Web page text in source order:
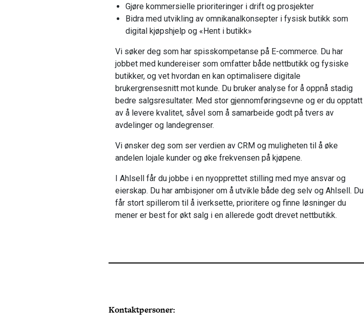
Gjøre kommersielle prioriteringer i drift og prosjekter
Bidra med utvikling av omnikanalkonsepter i fysisk butikk som
digital kjøpshjelp og «Hent i butikk»
Vi søker deg som har spisskompetanse på E-commerce. Du har
jobbet med kundereiser som omfatter både nettbutikk og fysiske
butikker, og vet hvordan en kan optimalisere digitale
brukergrensesnitt mot kunde. Du bruker analyse for å oppnå stadig
bedre salgsresultater. Med stor gjennomføringsevne og er du opptatt
av å levere kvalitet, såvel som å samarbeide godt på tvers av
avdelinger og landegrenser.
Vi ønsker deg som ser verdien av CRM og muligheten til å øke
andelen lojale kunder og øke frekvensen på kjøpene.
I Ahlsell får du jobbe i en nyopprettet stilling med mye ansvar og
eierskap. Du har ambisjoner om å utvikle både deg selv og Ahlsell. Du
får stort spillerom til å iverksette, prioritere og finne løsninger du
mener er best for økt salg i en allerede godt drevet nettbutikk.
Kontaktpersoner: